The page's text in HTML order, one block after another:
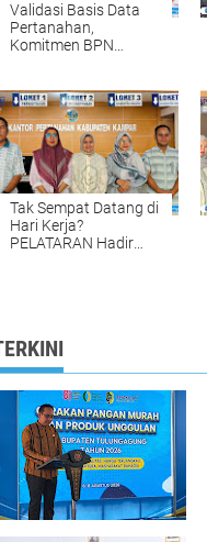
Validasi Basis Data
Pertanahan,
Komitmen BPN
yang Tepat dan
Akurat Halo
Tak Sempat Datang di
Hari Kerja?
PELATARAN Hadir